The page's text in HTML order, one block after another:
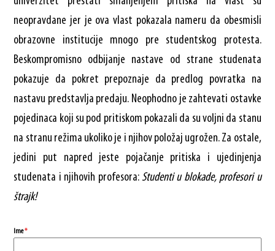
neopravdane jer je ova vlast pokazala nameru da obesmisli
obrazovne institucije mnogo pre studentskog protesta.
Beskompromisno odbijanje nastave od strane studenata
pokazuje da pokret prepoznaje da predlog povratka na
nastavu predstavlja predaju. Neophodno je zahtevati ostavke
pojedinaca koji su pod pritiskom pokazali da su voljni da stanu
na stranu režima ukoliko je i njihov položaj ugrožen. Za ostale,
jedini put napred jeste pojačanje pritiska i ujedinjenja
studenata i njihovih profesora: Studenti u blokade, profesori u
štrajk!
Ime*